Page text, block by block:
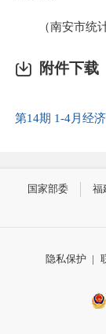
（南安市统计
附件下载
第14期 1-4月经
国家部委 福
隐私保护 |